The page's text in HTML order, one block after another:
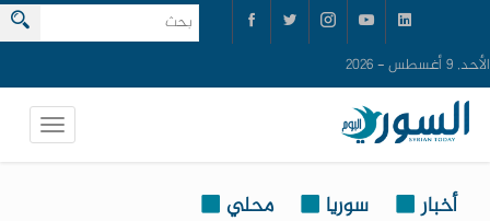
الأحد, 9 أغسطس - 2026
أخبار سوريا محلي